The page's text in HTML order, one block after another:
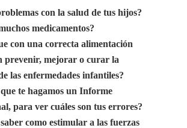
con la salud de tus hijos?
medicamentos?
con una correcta alimentación
prevenir, mejorar o curar la
las enfermedades infantiles?
te hagamos un Informe
para ver cuáles son tus errores?
como estimular a las fuerzas